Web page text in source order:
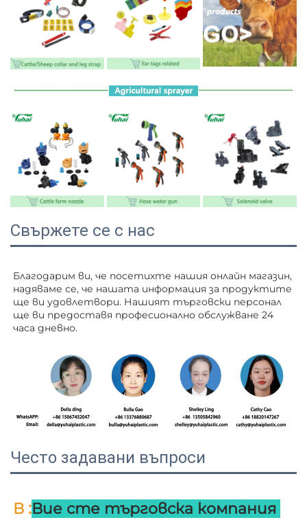
Свържете се с нас
Благодарим ви, че посетихте нашия онлайн магазин,
надяваме се, че нашата информация за продуктите
ще ви удовлетвори. Нашият търговски персонал
ще ви предоставя професионално обслужване 24
часа дневно.
Често задавани въпроси
В :Вие сте търговска компания